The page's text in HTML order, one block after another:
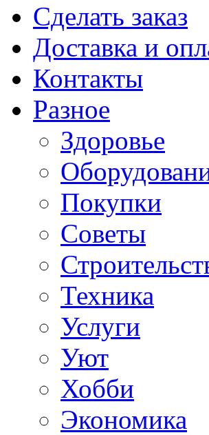
Сделать заказ
Доставка и
Контакты
Разное
Здоровье
Покупки
Советы
Техника
Услуги
Уют
Хобби
Экономика